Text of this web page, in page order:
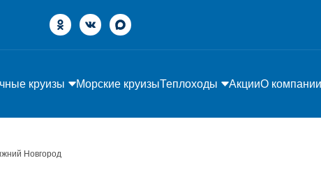
круизы Морские круизыТеплоходы АкцииО компании
Новгород